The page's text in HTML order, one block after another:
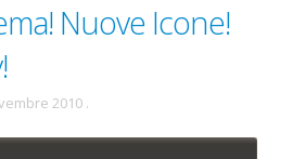
Nuove Icone!
2010 .